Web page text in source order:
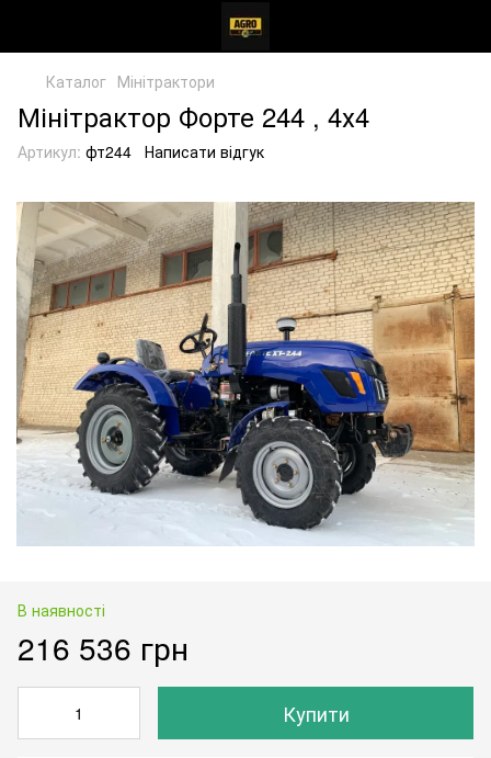
Каталог Мінітрактори
Мінітрактор Форте 244 , 4х4
Артикул: фт244 Написати відгук
В наявності
216 536 грн
Купити